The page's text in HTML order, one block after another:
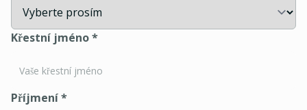
Křestní jméno*
Příjmení*